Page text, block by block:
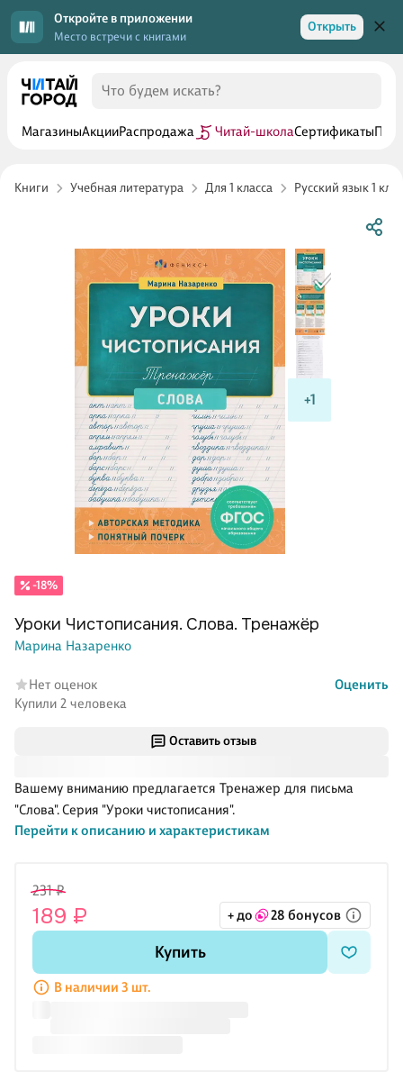
Откройте в приложении
Место встречи с книгами
Открыть
МагазиныАкцииРаспродажа Читай-школаСертификаты
Книги Учебная литература Для 1 класса Русский язык 1
+1
Оставить отзыв
Вашему вниманию предлагается Тренажер для письма
"Слова". Серия "Уроки чистописания".
Перейти к описанию и характеристикам
-18%
Уроки Чистописания. Слова. Тренажёр
Марина Назаренко
Нет оценок
Оценить
Купили 2 человека
231 ₽
189 ₽ + до 28 бонусов
Купить
В наличии 3 шт.